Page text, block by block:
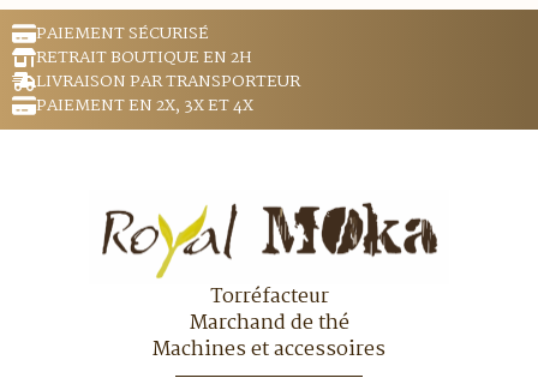
PAIEMENT SÉCURISÉ
RETRAIT BOUTIQUE EN 2H
LIVRAISON PAR TRANSPORTEUR
PAIEMENT EN 2X, 3X ET 4X
Torréfacteur
Marchand de thé
Machines et accessoires